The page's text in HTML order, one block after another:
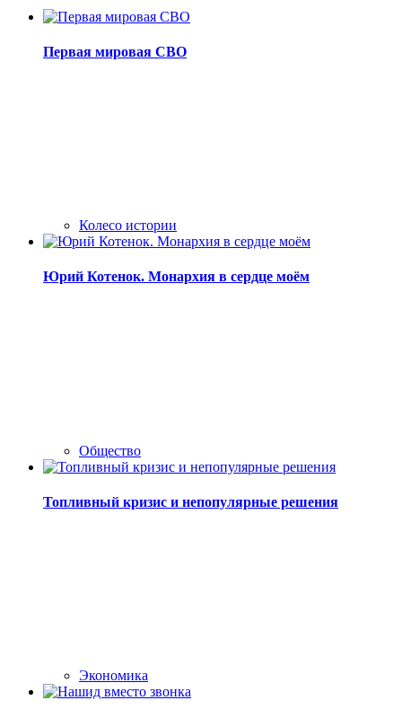
Первая мировая СВО
Колесо истории
Юрий Котенок. Монархия в сердце моём
Общество
Топливный кризис и непопулярные решения
Экономика